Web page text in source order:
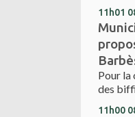
11h01
Pour la
des
11h00